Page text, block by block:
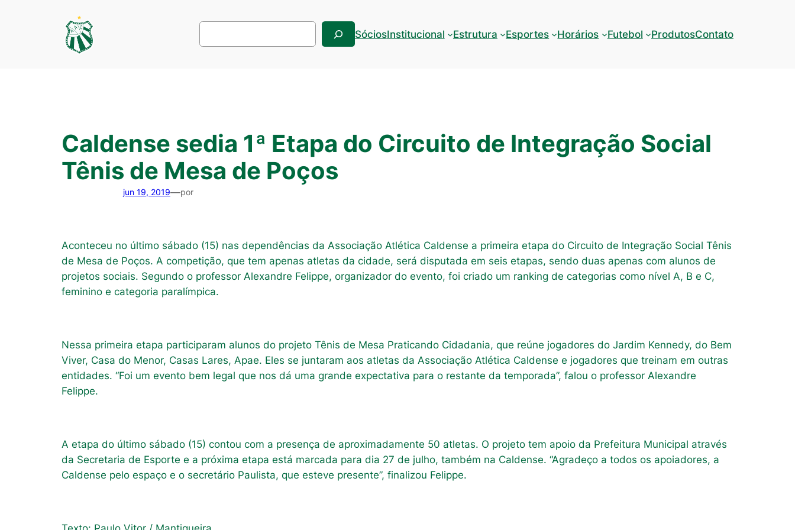
Pesquisar
SóciosInstitucional Estrutura Esportes Horários Futebol ProdutosContato
Caldense sedia 1ª Etapa do Circuito de Integração Social
Tênis de Mesa de Poços
jun 19, 2019—por
Aconteceu no último sábado (15) nas dependências da Associação Atlética Caldense a primeira etapa do Circuito de Integração Social Tênis
de Mesa de Poços. A competição, que tem apenas atletas da cidade, será disputada em seis etapas, sendo duas apenas com alunos de
projetos sociais. Segundo o professor Alexandre Felippe, organizador do evento, foi criado um ranking de categorias como nível A, B e C,
feminino e categoria paralímpica.
Nessa primeira etapa participaram alunos do projeto Tênis de Mesa Praticando Cidadania, que reúne jogadores do Jardim Kennedy, do Bem
Viver, Casa do Menor, Casas Lares, Apae. Eles se juntaram aos atletas da Associação Atlética Caldense e jogadores que treinam em outras
entidades. “Foi um evento bem legal que nos dá uma grande expectativa para o restante da temporada”, falou o professor Alexandre
Felippe.
A etapa do último sábado (15) contou com a presença de aproximadamente 50 atletas. O projeto tem apoio da Prefeitura Municipal através
da Secretaria de Esporte e a próxima etapa está marcada para dia 27 de julho, também na Caldense. “Agradeço a todos os apoiadores, a
Caldense pelo espaço e o secretário Paulista, que esteve presente”, finalizou Felippe.